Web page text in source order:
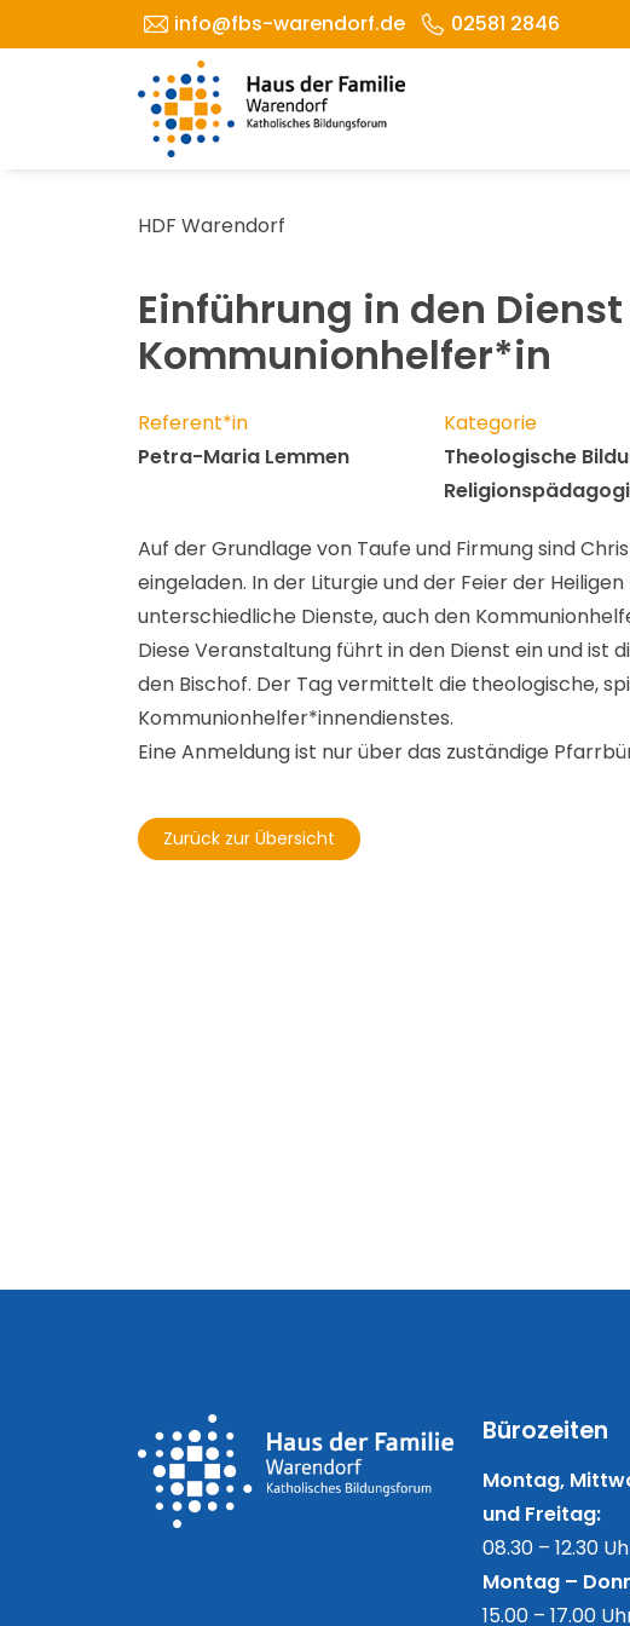
info@fbs-warendorf.de 02581 2846
HDF Warendorf
Einführung in den
Kommunionhelfer*in
Referent*in
Petra-Maria Lemmen
Kategorie
Theologische
Auf der Grundlage von Taufe und Firmung sind
eingeladen. In der Liturgie und der Feier der
unterschiedliche Dienste, auch den
Diese Veranstaltung führt in den Dienst ein und ist
den Bischof. Der Tag vermittelt die theologische,
Kommunionhelfer*innendienstes.
Eine Anmeldung ist nur über das zuständige
Zurück zur Übersicht
Bürozeiten
Montag,
und Freitag:
08.30 – 12.30
Montag –
15.00 – 17.00